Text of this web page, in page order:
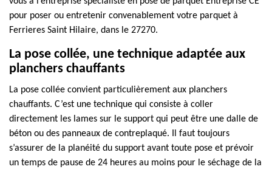
pour poser ou entretenir convenablement votre parquet à
Ferrieres Saint Hilaire, dans le 27270.
La pose collée, une technique adaptée aux
planchers chauffants
La pose collée convient particulièrement aux planchers
chauffants. C’est une technique qui consiste à coller
directement les lames sur le support qui peut être une dalle de
béton ou des panneaux de contreplaqué. Il faut toujours
s’assurer de la planéité du support avant toute pose et prévoir
un temps de pause de 24 heures au moins pour le séchage de la